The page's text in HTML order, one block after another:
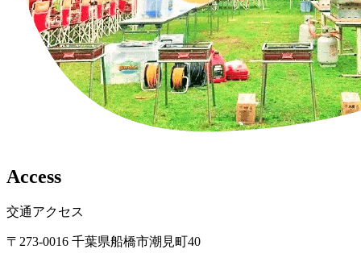
Access
交通アクセス
〒273-0016 千葉県船橋市潮見町40